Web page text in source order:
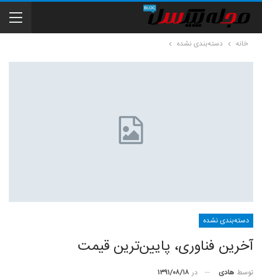
خانه دسته‌بندی نشده
دسته‌بندی نشده
آخرین فناوری، پایین‌ترین قیمت
توسط هادی در ۱۳۹۱/۰۸/۱۸